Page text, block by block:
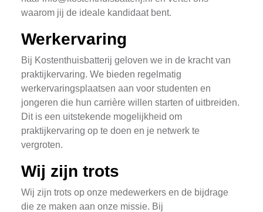
waarom jij de ideale kandidaat bent.
Werkervaring
Bij Kostenthuisbatterij geloven we in de kracht van
praktijkervaring. We bieden regelmatig
werkervaringsplaatsen aan voor studenten en
jongeren die hun carrière willen starten of uitbreiden.
Dit is een uitstekende mogelijkheid om
praktijkervaring op te doen en je netwerk te
vergroten.
Wij zijn trots
Wij zijn trots op onze medewerkers en de bijdrage
die ze maken aan onze missie. Bij